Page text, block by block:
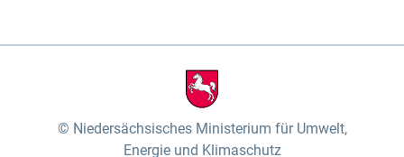
Niedersächsisches Ministerium für Umwelt,
Energie und Klimaschutz